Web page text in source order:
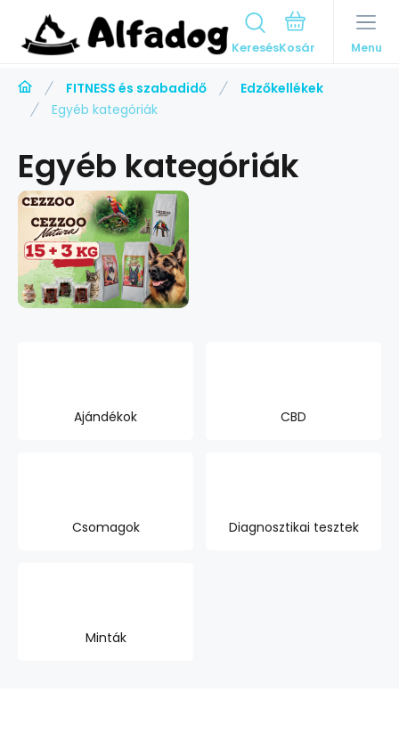
Keresés Menu
FITNESS és szabadidő
Edzőkellékek
Egyéb kategóriák
Egyéb kategóriák
Ajándékok CBD
Csomagok Diagnosztikai tesztek
Minták